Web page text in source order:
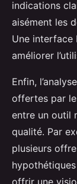
indications
aisément les
Une interface
améliorer
Enfin,
offertes par
entre un outil
qualité. Par
plusieurs